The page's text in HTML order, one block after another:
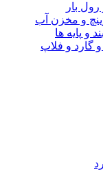
بار
و مخزن آب
و پایه ها
گارد و فلاپ